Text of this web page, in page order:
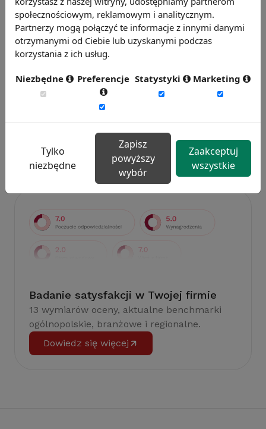
Badanie wskaźnikiHR 2026
Zmierz 59 wskaźników efektywności
Weź udział w badaniu
Badanie satysfakcji w Twojej firmie
13 wymiarów oceny, aktualne benchmarki
ogólnopolskie, branżowe i regionalne.
Dowiedz się więcej
społecznościowym, reklamowym i analitycznym.
Partnerzy mogą połączyć te informacje z innymi danymi
otrzymanymi od Ciebie lub uzyskanymi podczas
korzystania z ich usług.
Niezbędne Preferencje Statystyki Marketing
Tylko
niezbędne
Zapisz
powyższy
wybór
Zaakceptuj
wszystkie